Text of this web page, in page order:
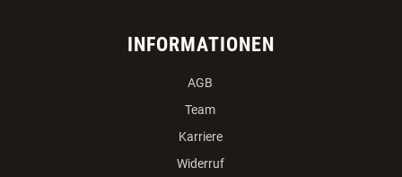
INFORMATIONEN
AGB
Team
Karriere
Widerruf